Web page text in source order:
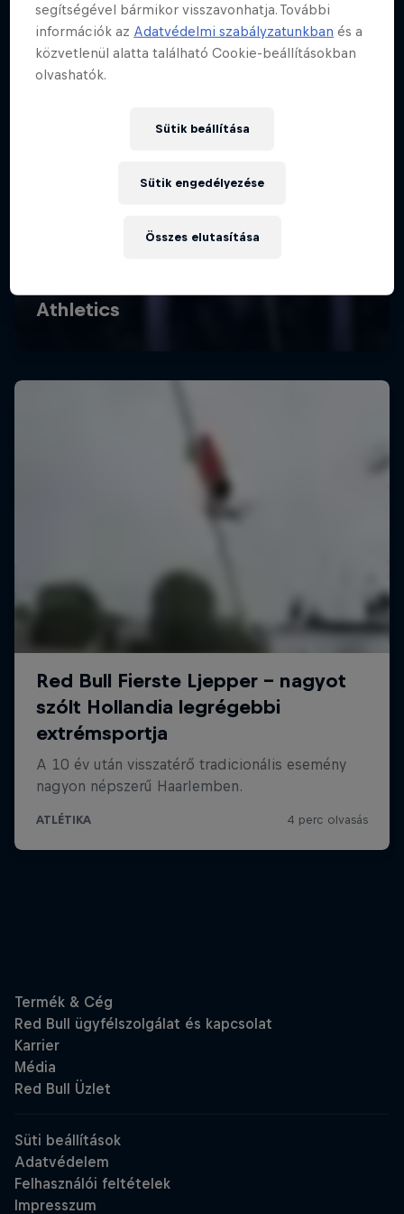
segítségével bármikor visszavonhatja. További
információk az Adatvédelmi szabályzatunkban és a
közvetlenül alatta található Cookie-beállításokban
olvashatók.
Sütik beállítása
Összes elutasítása
Sütik engedélyezése